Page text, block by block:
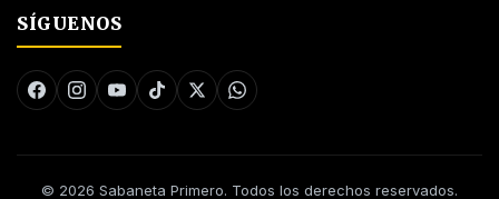
SÍGUENOS
© 2026 Sabaneta Primero. Todos los derechos reservados.